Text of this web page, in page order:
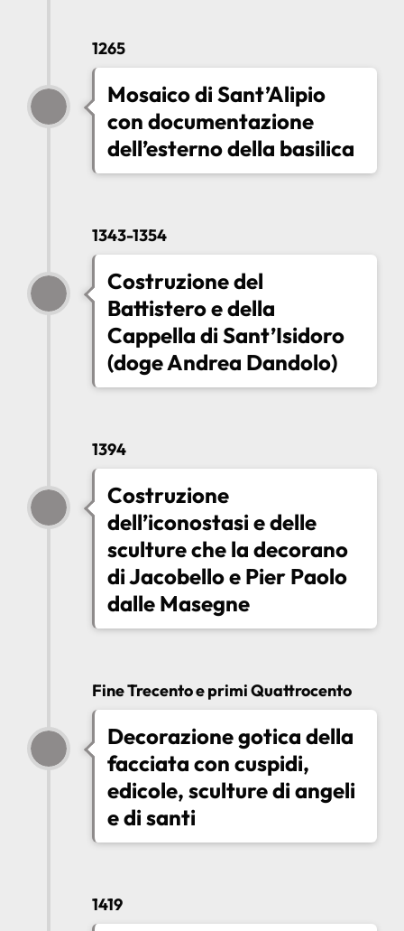
1265
Mosaico di Sant’Alipio
con documentazione
dell’esterno della basilica
1343-1354
Costruzione del
Battistero e della
Cappella di Sant’Isidoro
(doge Andrea Dandolo)
1394
Costruzione
dell’iconostasi e delle
sculture che la decorano
di Jacobello e Pier Paolo
dalle Masegne
Fine Trecento e primi Quattrocento
Decorazione gotica della
facciata con cuspidi,
edicole, sculture di angeli
e di santi
1419